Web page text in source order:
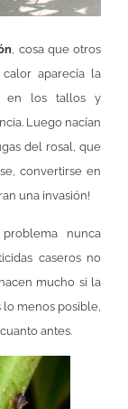
, cosa que otros
aparecía la
en los tallos y
Luego nacían
del rosal, que
convertirse en
una invasión!
nunca
caseros no
mucho si la
menos posible,
antes.